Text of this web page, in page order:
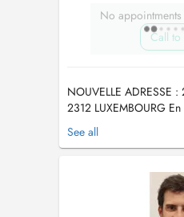
No
Call
NOUVELLE ADRESSE :
2312 LUXEMBOURG
Anthony Cyrille,
Bordeaux. Formé en 5
personnalisée.
mâchoire (ATM),
See all